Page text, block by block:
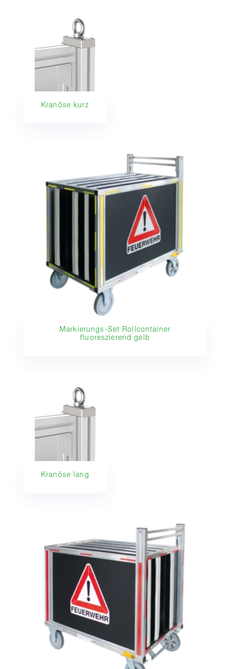
Kranöse kurz
Markierungs-Set Rollcontainer
fluoreszierend gelb
Kranöse lang